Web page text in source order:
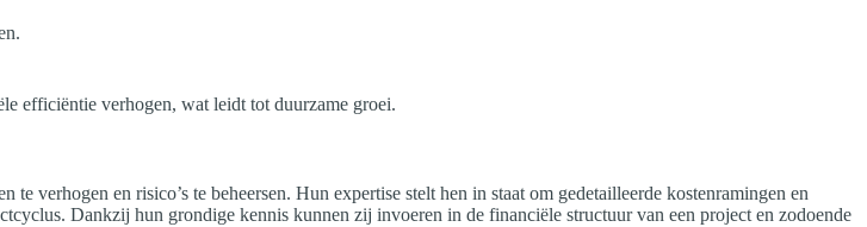
efficiëntie verhogen, wat leidt tot duurzame groei.
verhogen en risico’s te beheersen. Hun expertise stelt hen in staat om gedetailleerde kostenramingen en
Dankzij hun grondige kennis kunnen zij invoeren in de financiële structuur van een project en zodoende